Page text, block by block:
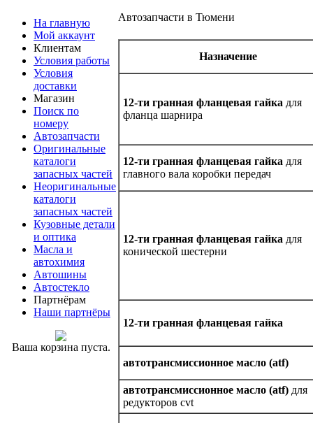
На главную
Мой аккаунт
Клиентам
Условия работы
Условия
доставки
Магазин
Поиск по
номеру
Автозапчасти
Оригинальные
каталоги
запасных частей
Неоригинальные
каталоги
запасных частей
Кузовные детали
и оптика
Масла и
автохимия
Автошины
Автостекло
Партнёрам
Наши партнёры
Ваша корзина пуста.
Автозапчасти в Тюмени
Назначение
12-ти гранная фланцевая гайка для
фланца шарнира
12-ти гранная фланцевая гайка для
главного вала коробки передач
12-ти гранная фланцевая гайка для
конической шестерни
12-ти гранная фланцевая гайка
автотрансмиссионное масло (atf)
автотрансмиссионное масло (atf) для
редукторов cvt